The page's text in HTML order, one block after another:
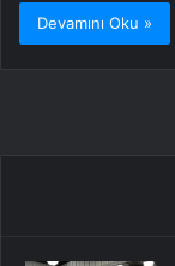
Devamını Oku »